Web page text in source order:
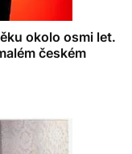
okolo osmi let.
českém